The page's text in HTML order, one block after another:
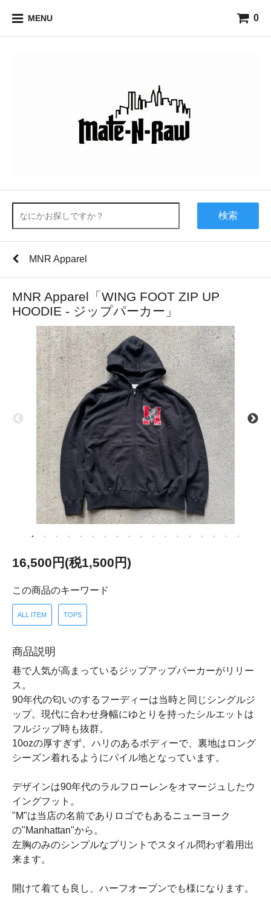
MENU 0
検索
MNR Apparel
MNR Apparel「WING FOOT ZIP UP
HOODIE - ジップパーカー」
16,500円(税1,500円)
この商品のキーワード
ALL ITEM TOPS
商品説明
巷で人気が高まっているジップアップパーカーがリリー
ス。
90年代の匂いのするフーディーは当時と同じシングルジ
ップ。現代に合わせ身幅にゆとりを持ったシルエットは
フルジップ時も抜群。
10ozの厚すぎず、ハリのあるボディーで、裏地はロング
シーズン着れるようにパイル地となっています。
デザインは90年代のラルフローレンをオマージュしたウ
イングフット。
"M"は当店の名前でありロゴでもあるニューヨーク
の"Manhattan"から。
左胸のみのシンプルなプリントでスタイル問わず着用出
来ます。
開けて着ても良し、ハーフオープンでも様になります。